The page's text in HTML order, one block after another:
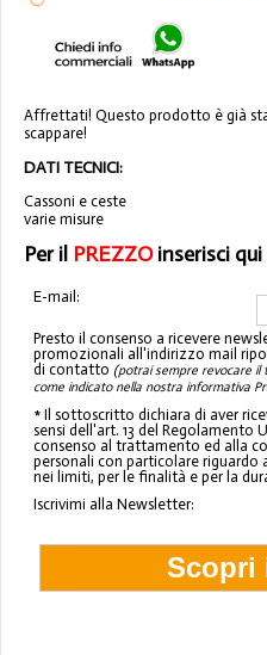
Affrettati! Questo prodotto è già
scappare!
DATI TECNICI:
Cassoni e ceste
varie misure
Per il PREZZOinserisci
E-mail:
Presto il consenso a ricevere
promozionali all'indirizzo mail
di contatto (potrai sempre revocare il
come indicato nella nostra informativa
* Il sottoscritto dichiara di aver
sensi dell'art. 13 del Regolamento
consenso al trattamento ed alla
personali con particolare riguardo
nei limiti, per le finalità e per la
Iscrivimi alla Newsletter: